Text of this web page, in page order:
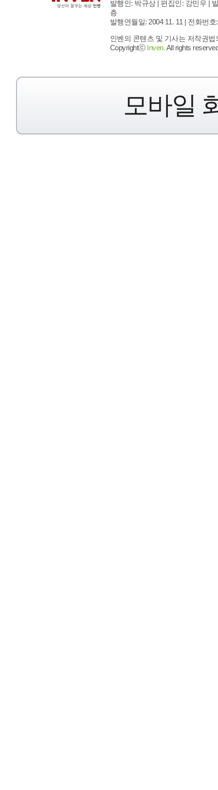
발행인: 박규상 | 편집인: 강민우 |
층
발행연월일: 2004 11. 11 | 전화번호
인벤의 콘텐츠 및 기사는 저작권
Copyrightⓒ Inven.All rights
모바일